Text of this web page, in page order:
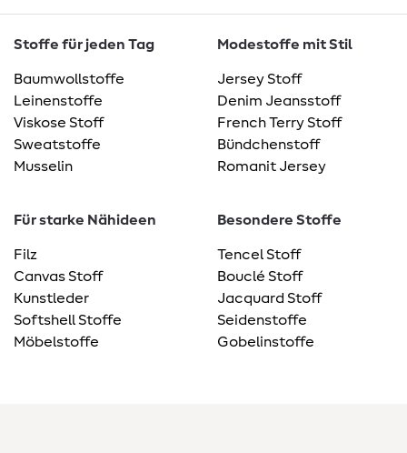
Stoffe für jeden Tag
Baumwollstoffe
Leinenstoffe
Viskose Stoff
Sweatstoffe
Musselin
Modestoffe mit Stil
Jersey Stoff
Denim Jeansstoff
French Terry Stoff
Bündchenstoff
Romanit Jersey
Für starke Nähideen
Filz
Canvas Stoff
Kunstleder
Softshell Stoffe
Möbelstoffe
Besondere Stoffe
Tencel Stoff
Bouclé Stoff
Jacquard Stoff
Seidenstoffe
Gobelinstoffe